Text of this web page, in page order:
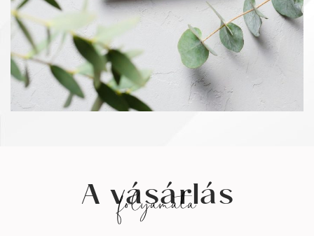
A vásárlás
folyamata